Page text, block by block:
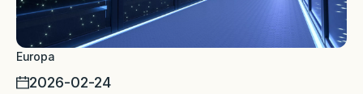
Europa
2026-02-24